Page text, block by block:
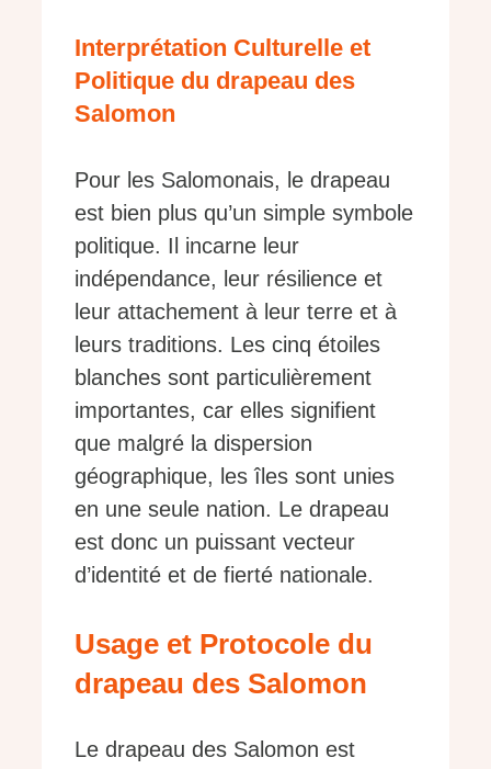
Interprétation Culturelle et
Politique du drapeau des
Salomon
Pour les Salomonais, le drapeau
est bien plus qu’un simple symbole
politique. Il incarne leur
indépendance, leur résilience et
leur attachement à leur terre et à
leurs traditions. Les cinq étoiles
blanches sont particulièrement
importantes, car elles signifient
que malgré la dispersion
géographique, les îles sont unies
en une seule nation. Le drapeau
est donc un puissant vecteur
d’identité et de fierté nationale.
Usage et Protocole du
drapeau des Salomon
Le drapeau des Salomon est